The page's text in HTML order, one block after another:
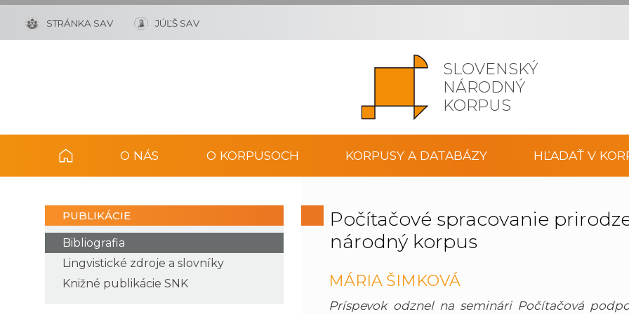
SLOVENSKÝ
NÁRODNÝ
KORPUS
STRÁNKA SAV JÚĽŠ SAV
O NÁS O KORPUSOCH KORPUSY A DATABÁZY HĽADAŤ V
PUBLIKÁCIE
Bibliografia
Lingvistické zdroje a slovníky
Knižné publikácie SNK
Počítačové spracovanie
národný korpus
MÁRIA ŠIMKOVÁ
Príspevok odznel na seminári Počítačová